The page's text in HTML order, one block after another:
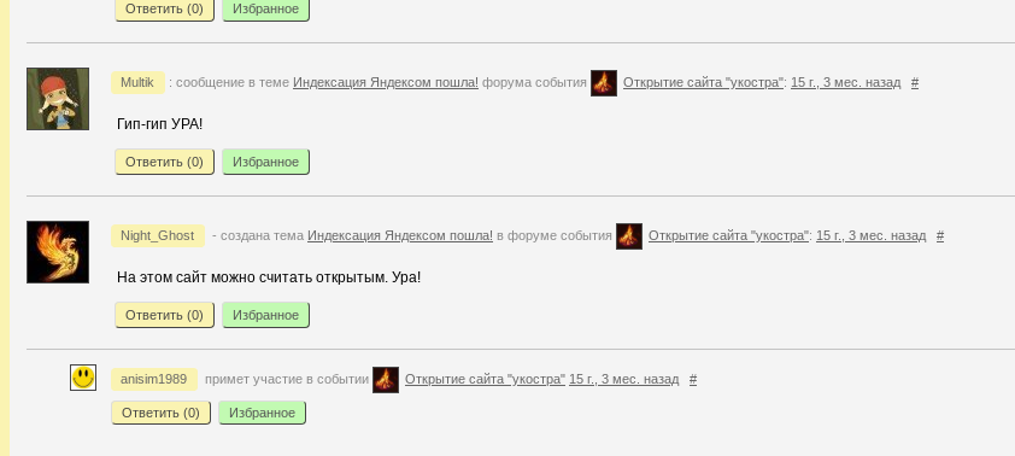
Ответить (0) Избранное
Multik : сообщение в теме Индексация Яндексом пошла! форума события Открытие сайта "укостра": 15 г., 3 мес. назад #
Гип-гип УРА!
Ответить (0) Избранное
Night_Ghost - создана тема Индексация Яндексом пошла! в форуме события Открытие сайта "укостра": 15 г., 3 мес. назад #
На этом сайт можно считать открытым. Ура!
Ответить (0) Избранное
anisim1989 примет участие в событии Открытие сайта "укостра" 15 г., 3 мес. назад #
Ответить (0) Избранное